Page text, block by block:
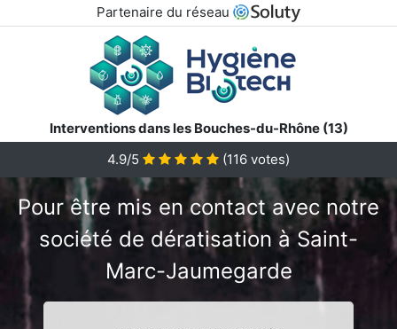
Partenaire du réseau
Interventions dans les Bouches-du-Rhône (13)
4.9/5
(116 votes)
Pour être mis en contact avec notre
société de dératisation à Saint-
Marc-Jaumegarde